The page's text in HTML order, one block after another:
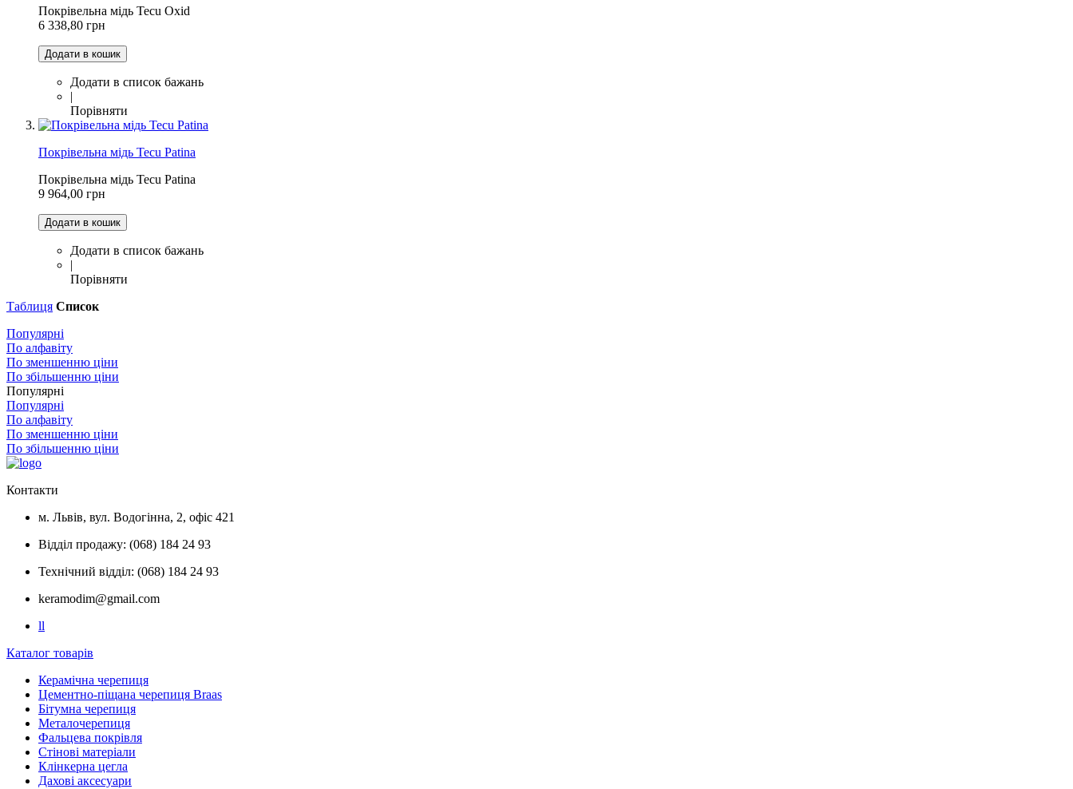
Покрівельна мідь Tecu Oxid
6 338,80 грн
Додати в кошик
Додати в список бажань
|
Порівняти
Покрівельна мідь Tecu Patina
Покрівельна мідь Tecu Patina
9 964,00 грн
Додати в кошик
Додати в список бажань
|
Порівняти
Таблиця Список
Популярні
По алфавіту
По зменшенню ціни
По збільшенню ціни
Популярні
Популярні
По алфавіту
По зменшенню ціни
По збільшенню ціни
Контакти
м. Львів, вул. Водогінна, 2, офіс 421
Відділ продажу: (068) 184 24 93
Технічний відділ: (068) 184 24 93
keramodim@gmail.com
ll
Каталог товарів
Керамічна черепиця
Цементно-піщана черепиця Braas
Бітумна черепиця
Металочерепиця
Фальцева покрівля
Стінові матеріали
Клінкерна цегла
Дахові аксесуари